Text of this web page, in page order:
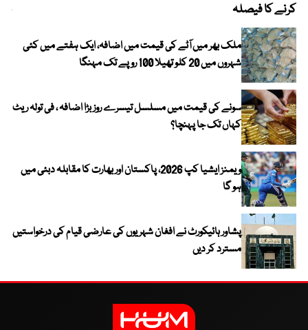
کرنے کا فیصلہ
ملک بھر میں آٹے کی قیمت میں اضافہ، ایک ہفتے میں کئی
شہروں میں 20 کلو تھیلا 100 روپے تک مہنگا
سونے کی قیمت میں مسلسل تیسرے روز بڑا اضافہ ، فی تولہ ریٹ
کہاں تک جا پہنچا؟
ویمنز ایشیا کپ 2026، پاکستان اور بھارت کا مقابلہ دبئی میں
ہو گا
پشاور ہائیکورٹ نے افغان شہریوں کی عارضی قیام کی درخواستیں
مسترد کر دیں